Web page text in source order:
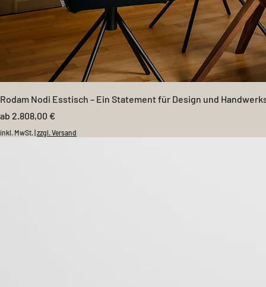
Rodam Nodi Esstisch – Ein Statement für Design und
ab 2.808,00 €
Sale-Preis
inkl. MwSt. zzgl. Versand